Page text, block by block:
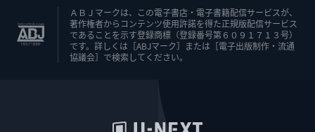
ＡＢＪマークは、この電子書店・電子書籍配信サービスが、
著作権者からコンテンツ使用許諾を得た正規版配信サービス
であることを示す登録商標（登録番号第６０９１７１３号）
です。詳しくは［ABJマーク］または［電子出版制作・流通
協議会］で検索してください。